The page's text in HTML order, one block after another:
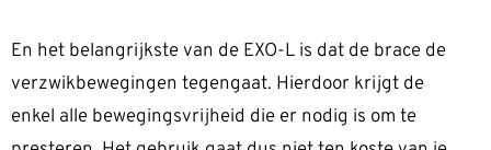
En het belangrijkste van de EXO-L is dat de brace de
verzwikbewegingen tegengaat. Hierdoor krijgt de
enkel alle bewegingsvrijheid die er nodig is om te